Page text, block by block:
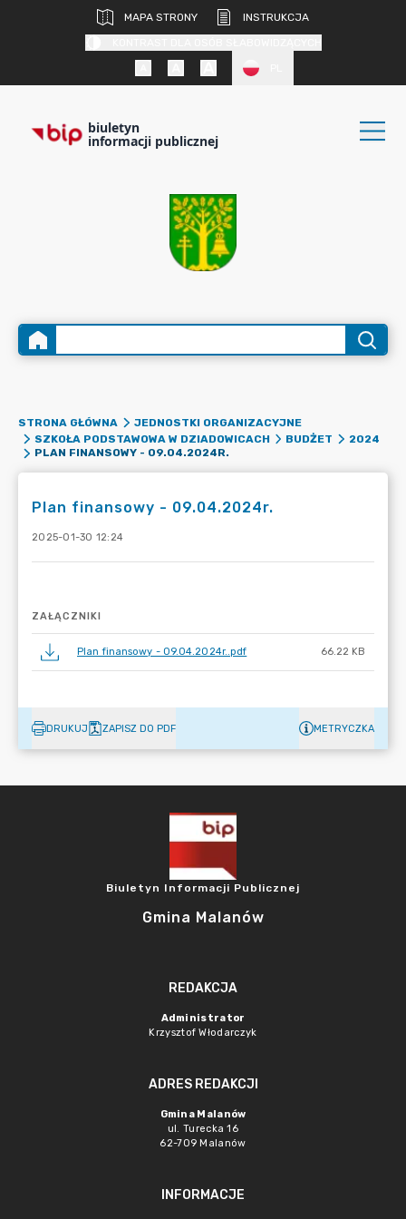
MAPA STRONY
INSTRUKCJA
biuletyn
informacji publicznej
STRONA GŁÓWNA
JEDNOSTKI ORGANIZACYJNE
SZKOŁA PODSTAWOWA W DZIADOWICACH
BUDŻET
2024
PLAN FINANSOWY - 09.04.2024R.
Plan finansowy - 09.04.2024r.
2025-01-30 12:24
ZAŁĄCZNIKI
Plan finansowy - 09.04.2024r..pdf 66.22 KB
DRUKUJ ZAPISZ DO PDF METRYCZKA
Biuletyn Informacji Publicznej
Gmina Malanów
REDAKCJA
Administrator
Krzysztof Włodarczyk
ADRES REDAKCJI
Gmina Malanów
ul. Turecka 16
62-709 Malanów
INFORMACJE